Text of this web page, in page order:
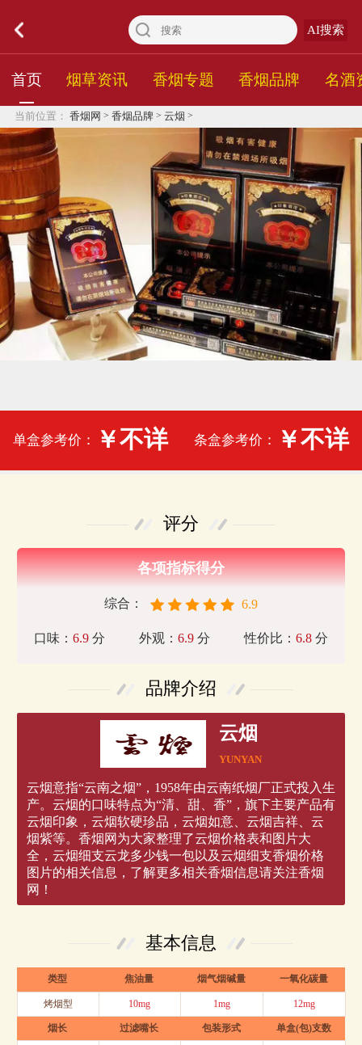
AI搜索
首页 烟草资讯 香烟专题 香烟品牌 名酒
当前位置： 香烟网 > 香烟品牌 > 云烟 >
单盒参考价： ￥不详 条盒参考价： ￥不详
评分
各项指标得分
综合： 6.9
口味： 6.9分 外观： 6.9 分 性价比：6.8 分
品牌介绍
云烟
YUNYAN
云烟意指“云南之烟”，1958年由云南纸烟厂正式投入生
产。云烟的口味特点为“清、甜、香”，旗下主要产品有
云烟印象，云烟软硬珍品，云烟如意、云烟吉祥、云
烟紫等。香烟网为大家整理了云烟价格表和图片大
全，云烟细支云龙多少钱一包以及云烟细支香烟价格
图片的相关信息，了解更多相关香烟信息请关注香烟
网！
基本信息
类型 焦油量 烟气烟碱量 一氧化碳量
烤烟型 10mg 1mg 12mg
烟长 过滤嘴长 包装形式 单盒(包)支数